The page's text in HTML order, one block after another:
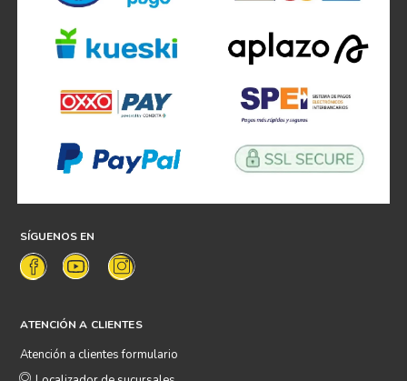
SÍGUENOS EN
ATENCIÓN A CLIENTES
Atención a clientes formulario